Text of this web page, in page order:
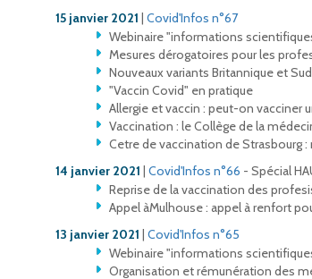
15 janvier 2021 | Covid'Infos n°67
Webinaire "informations
Mesures dérogatoires pour les
Nouveaux variants Britannique et
"Vaccin Covid" en pratique
Allergie et vaccin : peut-on vacciner
Vaccination : le Collège de la
Cetre de vaccination de Strasbourg
14 janvier 2021 | Covid'Infos n°66 - Spécial
Reprise de la vaccination des
Appel àMulhouse : appel à renfort
13 janvier 2021 | Covid'Infos n°65
Webinaire "informations
Organisation et rémunération des